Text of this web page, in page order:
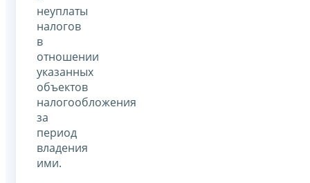
неуплаты
налогов
в
отношении
указанных
объектов
налогообложения
за
период
владения
ими.